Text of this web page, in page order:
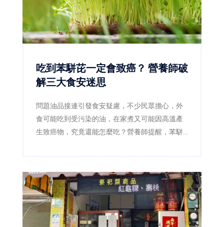
吃到苯駢芘一定會致癌？ 營養師破
解三大食安迷思
問題油品接連引發食安疑慮，不少民眾擔心，外
食可能吃到受污染的油，在家煮又可能因高溫產
生致癌物，究竟還能怎麼吃？營養師提醒，苯駢
食品能立即把它「排出體外」。真正有效的防
線，是確認問題產品、減少焦黑食物及改善用油
習慣。